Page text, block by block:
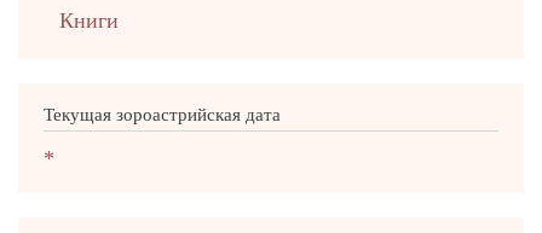
Книги
Текущая зороастрийская дата
*